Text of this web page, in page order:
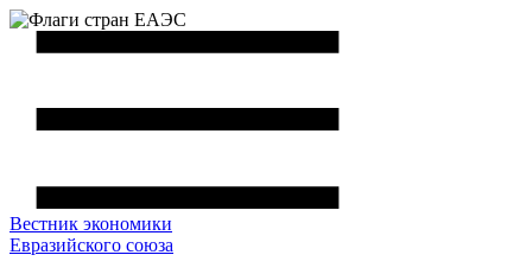
Вестник экономики
Евразийского союза